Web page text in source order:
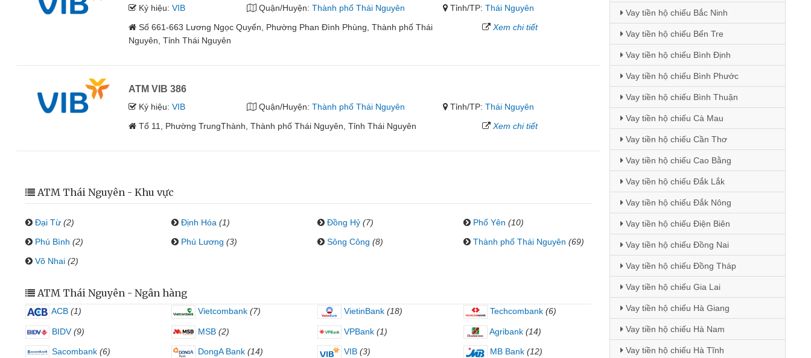
Ký hiệu:VIB Quận/Huyện: Thành phố Thái Nguyên Tỉnh/TP:Thái Nguyên
Số 661-663 Lương Ngọc Quyến, Phường Phan Đình Phùng, Thành phố Thái
Nguyên, Tỉnh Thái Nguyên
Xem chi tiết
ATM VIB 386
Ký hiệu:VIB Quận/Huyện: Thành phố Thái Nguyên Tỉnh/TP:Thái Nguyên
Tổ 11, Phường TrungThành, Thành phố Thái Nguyên, Tỉnh Thái Nguyên
Xem chi tiết
ATM Thái Nguyên - Khu vực
Đại Từ (2) Định Hóa (1) Đồng Hỷ (7) Phổ Yên (10)
Phú Bình (2) Phú Lương (3) Sông Công (8) Thành phố Thái Nguyên (69)
Võ Nhai (2)
ATM Thái Nguyên - Ngân hàng
ACB (1) Vietcombank (7) VietinBank (18) Techcombank (6)
BIDV (9) MSB (2) VPBank (1) Agribank (14)
Sacombank (6) DongA Bank (14) VIB (3) MB Bank (12)
Vay tiền hộ chiếu Bắc Ninh
Vay tiền hộ chiếu Bến Tre
Vay tiền hộ chiếu Bình Định
Vay tiền hộ chiếu Bình Phước
Vay tiền hộ chiếu Bình Thuận
Vay tiền hộ chiếu Cà Mau
Vay tiền hộ chiếu Cần Thơ
Vay tiền hộ chiếu Cao Bằng
Vay tiền hộ chiếu Đắk Lắk
Vay tiền hộ chiếu Đắk Nông
Vay tiền hộ chiếu Điện Biên
Vay tiền hộ chiếu Đồng Nai
Vay tiền hộ chiếu Đồng Tháp
Vay tiền hộ chiếu Gia Lai
Vay tiền hộ chiếu Hà Giang
Vay tiền hộ chiếu Hà Nam
Vay tiền hộ chiếu Hà Tĩnh